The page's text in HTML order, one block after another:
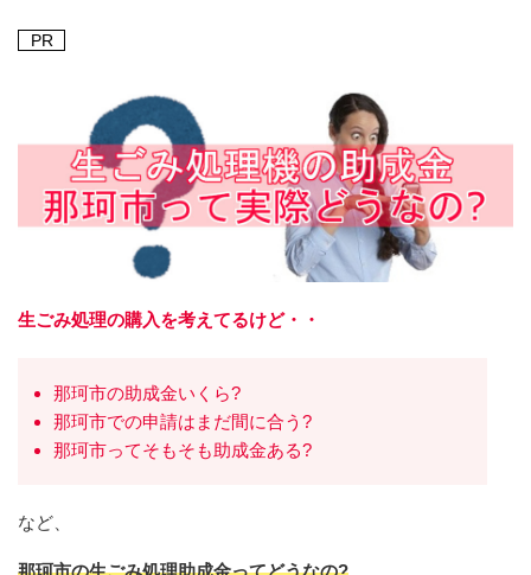
PR
生ごみ処理の購入を考えてるけど・・
那珂市の助成金いくら?
那珂市での申請はまだ間に合う?
那珂市ってそもそも助成金ある?
など、
那珂市の生ごみ処理助成金ってどうなの?